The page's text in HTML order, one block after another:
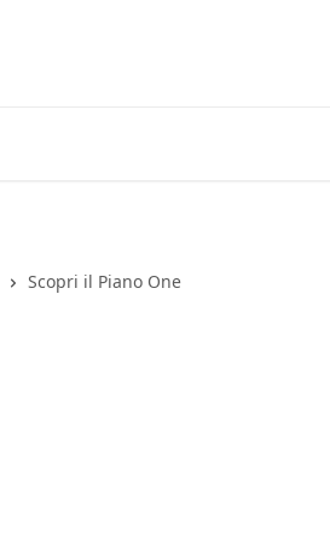
Scopri il Piano One